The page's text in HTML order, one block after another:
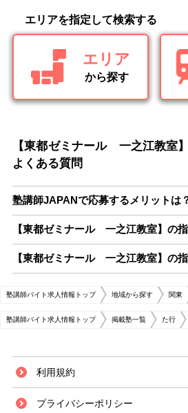
エリアを指定して検索する
エリア
から探す
【東都ゼミナール 一之江教室
よくある質問
塾講師JAPANで応募するメリットは
【東都ゼミナール 一之江教室】の
【東都ゼミナール 一之江教室】の
塾講師バイト求人情報トップ 地域から探す 関東
塾講師バイト求人情報トップ 掲載塾一覧 た行
利用規約
プライバシーポリシー